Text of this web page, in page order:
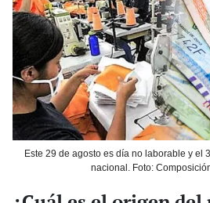
Este 29 de agosto es día no laborable y el
nacional. Foto: